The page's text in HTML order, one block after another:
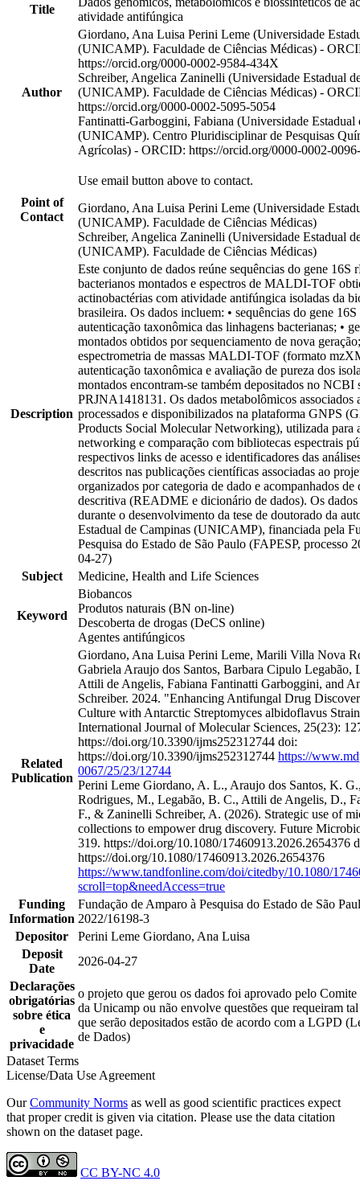
Title
atividade antifúngica
Author
Giordano, Ana Luisa Perini Leme (Universidade
(UNICAMP). Faculdade de Ciências Médicas) -
https://orcid.org/0000-0002-9584-434X
Schreiber, Angelica Zaninelli (Universidade Estadual
(UNICAMP). Faculdade de Ciências Médicas) -
https://orcid.org/0000-0002-5095-5054
Fantinatti-Garboggini, Fabiana (Universidade Estadual
(UNICAMP). Centro Pluridisciplinar de Pesquisas
Agrícolas) - ORCID: https://orcid.org/0000-0002-
Point of
Contact
Use email button above to contact.
Giordano, Ana Luisa Perini Leme (Universidade
(UNICAMP). Faculdade de Ciências Médicas)
Schreiber, Angelica Zaninelli (Universidade Estadual
(UNICAMP). Faculdade de Ciências Médicas)
Description
Este conjunto de dados reúne sequências do gene 16S
bacterianos montados e espectros de MALDI-TOF
actinobactérias com atividade antifúngica isoladas da
brasileira. Os dados incluem: • sequências do gene
autenticação taxonômica das linhagens bacterianas; •
montados obtidos por sequenciamento de nova
espectrometria de massas MALDI-TOF (formato
autenticação taxonômica e avaliação de pureza dos
montados encontram-se também depositados no NCBI
PRJNA1418131. Os dados metabolômicos associados
processados e disponibilizados na plataforma GNPS
Products Social Molecular Networking), utilizada para
networking e comparação com bibliotecas espectrais
respectivos links de acesso e identificadores das
descritos nas publicações científicas associadas ao
organizados por categoria de dado e acompanhados de
descritiva (README e dicionário de dados). Os dados
durante o desenvolvimento da tese de doutorado da
Estadual de Campinas (UNICAMP), financiada pela
Pesquisa do Estado de São Paulo (FAPESP, processo
04-27)
Subject
Medicine, Health and Life Sciences
Keyword
Biobancos
Produtos naturais (BN on-line)
Descoberta de drogas (DeCS online)
Agentes antifúngicos
Related
Publication
Giordano, Ana Luisa Perini Leme, Marili Villa Nova
Gabriela Araujo dos Santos, Barbara Cipulo Legabão,
Attili de Angelis, Fabiana Fantinatti Garboggini, and
Schreiber. 2024. "Enhancing Antifungal Drug
Culture with Antarctic Streptomyces albidoflavus
International Journal of Molecular Sciences, 25(23):
https://doi.org/10.3390/ijms252312744 doi:
https://doi.org/10.3390/ijms252312744 https://
0067/25/23/12744
Perini Leme Giordano, A. L., Araujo dos Santos, K.
Rodrigues, M., Legabão, B. C., Attili de Angelis, D.,
F., & Zaninelli Schreiber, A. (2026). Strategic use of
collections to empower drug discovery. Future
319. https://doi.org/10.1080/17460913.2026.2654376
https://doi.org/10.1080/17460913.2026.2654376
https://www.tandfonline.com/doi/citedby/10.1080/
scroll=top&needAccess=true
Funding
Information
Fundação de Amparo à Pesquisa do Estado de São
2022/16198-3
Depositor
Perini Leme Giordano, Ana Luisa
Deposit
Date
2026-04-27
Declarações
obrigatórias
sobre ética
e
privacidade
o projeto que gerou os dados foi aprovado pelo Comite
da Unicamp ou não envolve questões que requeiram
que serão depositados estão de acordo com a LGPD
de Dados)
Dataset Terms
License/Data Use Agreement
OurCommunity Norms as well as good scientific practices expect
that proper credit is given via citation. Please use the data citation
shown on the dataset page.
CC BY-NC 4.0